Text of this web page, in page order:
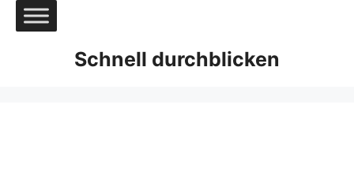
Zum
Inhalt
Schnell durchblicken